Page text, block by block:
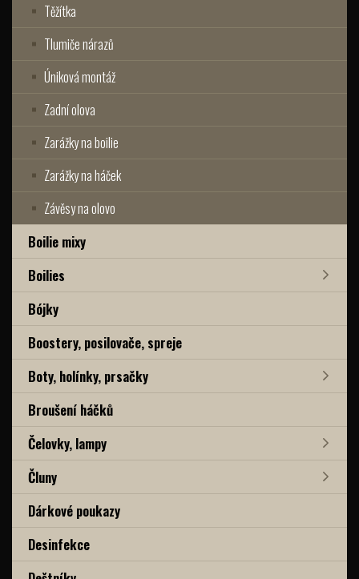
Těžítka
Tlumiče nárazů
Úniková montáž
Zadní olova
Zarážky na boilie
Zarážky na háček
Závěsy na olovo
Boilie mixy
Boilies
Bójky
Boostery, posilovače, spreje
Boty, holínky, prsačky
Broušení háčků
Čelovky, lampy
Čluny
Dárkové poukazy
Desinfekce